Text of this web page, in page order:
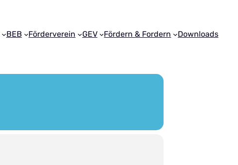
BEB Förderverein GEV Fördern & Fordern Downloads